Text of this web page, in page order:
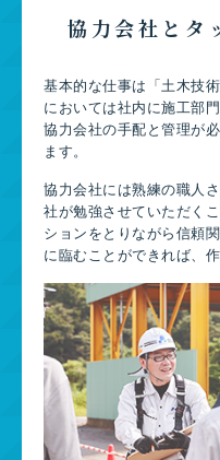
協力会社とタ
基本的な仕事は「土木技
においては社内に施工部
協力会社の手配と管理が
ます。
協力会社には熟練の職人
社が勉強させていただく
ションをとりながら信頼
に臨むことができれば、